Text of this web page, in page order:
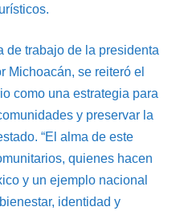
de trabajo de la presidenta
Michoacán, se reiteró el
como una estrategia para
y preservar la
“El alma de este
quienes hacen
y un ejemplo nacional
identidad y